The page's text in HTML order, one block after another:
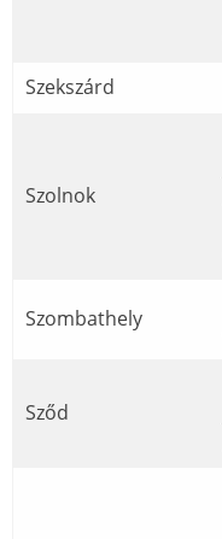
Szekszárd
Szolnok
Szombathely
Sződ